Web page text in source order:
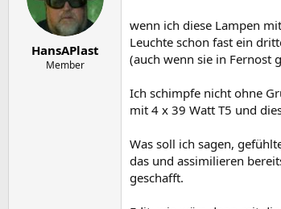
HansAPlast
Member
wenn ich diese Lampen
Leuchte schon fast ein
(auch wenn sie in Fernost
Ich schimpfe nicht ohne
mit 4 x 39 Watt T5 und
Was soll ich sagen,
das und assimilieren
geschafft.